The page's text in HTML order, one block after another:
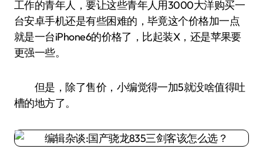
工作的青年人，要让这些青年人用3000大洋购买一
台安卓手机还是有些困难的，毕竟这个价格加一点
就是一台iPhone6的价格了，比起装X，还是苹果要
更强一些。
但是，除了售价，小编觉得一加5就没啥值得吐
槽的地方了。